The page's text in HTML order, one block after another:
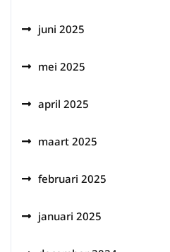
juni 2025
mei 2025
april 2025
maart 2025
februari 2025
januari 2025